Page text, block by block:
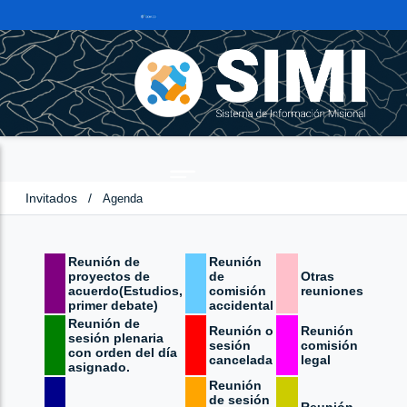
Invitados / Agenda
Reunión de
proyectos de
acuerdo(Estudios,
primer debate)
Reunión
de
comisión
accidental
Otras
reuniones
Reunión de
sesión plenaria
con orden del día
asignado.
Reunión o
sesión
cancelada
Reunión
comisión
legal
Reunión
de sesión